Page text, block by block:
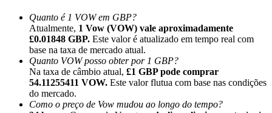
Indicação
Convide um amigo para receber recompensas em dinheiro
Quanto é 1 VOW em GBP?
Atualmente, 1 Vow (VOW) vale aproximadamente
£0.01848 GBP. Este valor é atualizado em tempo real com
base na taxa de mercado atual.
Quanto VOW posso obter por 1 GBP?
Na taxa de câmbio atual, £1 GBP pode comprar
54.11255411 VOW. Este valor flutua com base nas condições
do mercado.
Como o preço de Vow mudou ao longo do tempo?